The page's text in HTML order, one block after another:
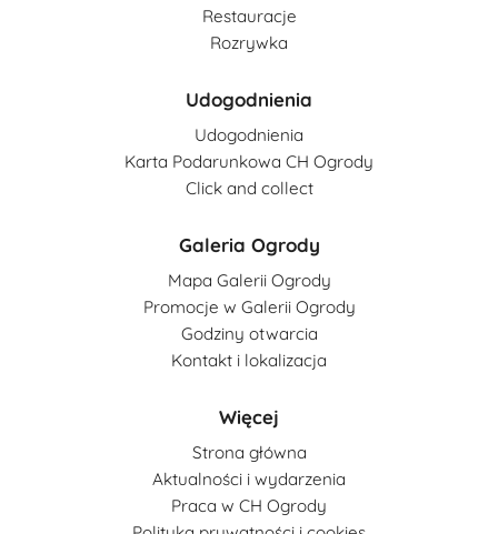
Restauracje
Rozrywka
Udogodnienia
Udogodnienia
Karta Podarunkowa CH Ogrody
Click and collect
Galeria Ogrody
Mapa Galerii Ogrody
Promocje w Galerii Ogrody
Godziny otwarcia
Kontakt i lokalizacja
Więcej
Strona główna
Aktualności i wydarzenia
Praca w CH Ogrody